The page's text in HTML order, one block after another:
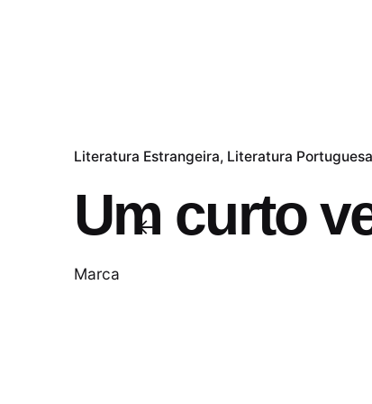
Literatura Estrangeira Literatura Portuguesa
Um curto
Marca